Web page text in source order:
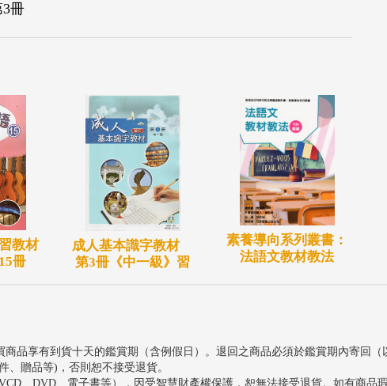
冊
教材
冊
成人基本識字教材
第3冊《中一級》習
素養導向系列叢書：
法語文教材教法
品享有到貨十天的鑑賞期（含例假日）。退回之商品必須於鑑賞期內寄回
、贈品等)，否則恕不接受退貨。
、DVD、電子書等），因受智慧財產權保護，恕無法接受退貨。如有商品